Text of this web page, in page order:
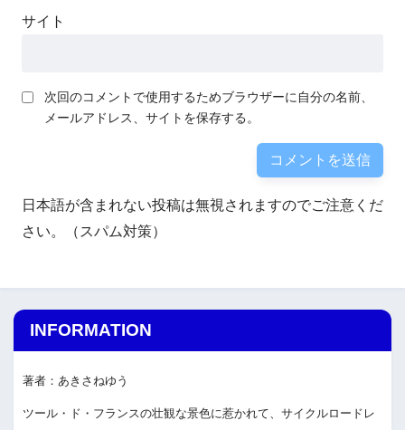
サイト
次回のコメントで使用するためブラウザーに自分の名前、
メールアドレス、サイトを保存する。
日本語が含まれない投稿は無視されますのでご注意くだ
さい。（スパム対策）
INFORMATION
著者：あきさねゆう
ツール・ド・フランスの壮観な景色に惹かれて、サイクルロードレ